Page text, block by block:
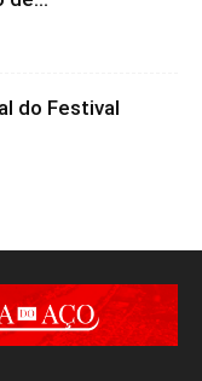
do Festival